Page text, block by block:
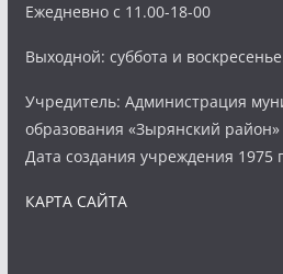
Ежедневно с 11.00-18-00
Выходной: суббота и
Учредитель: Администрация
образования «Зырянский район»
Дата создания учреждения 1975
КАРТА САЙТА